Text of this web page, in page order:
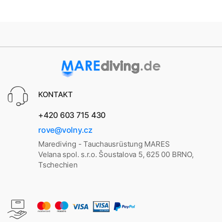
KONTAKT
+420 603 715 430
rove@volny.cz
Marediving - Tauchausrüstung MARES
Velana spol. s.r.o. Šoustalova 5, 625 00 BRNO,
Tschechien